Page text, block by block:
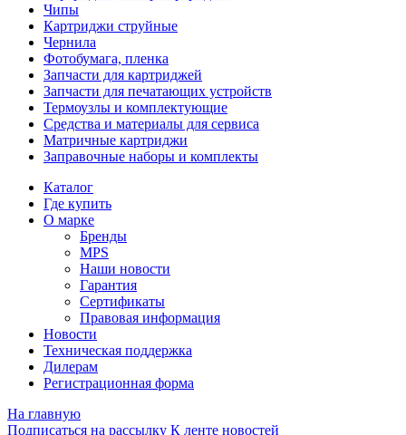
Чипы
Картриджи струйные
Чернила
Фотобумага, пленка
Запчасти для картриджей
Запчасти для печатающих устройств
Термоузлы и комплектующие
Средства и материалы для сервиса
Матричные картриджи
Заправочные наборы и комплекты
Каталог
Где купить
О марке
Бренды
MPS
Наши новости
Гарантия
Сертификаты
Правовая информация
Новости
Техническая поддержка
Дилерам
Регистрационная форма
На главную
Подписаться на рассылку К ленте новостей